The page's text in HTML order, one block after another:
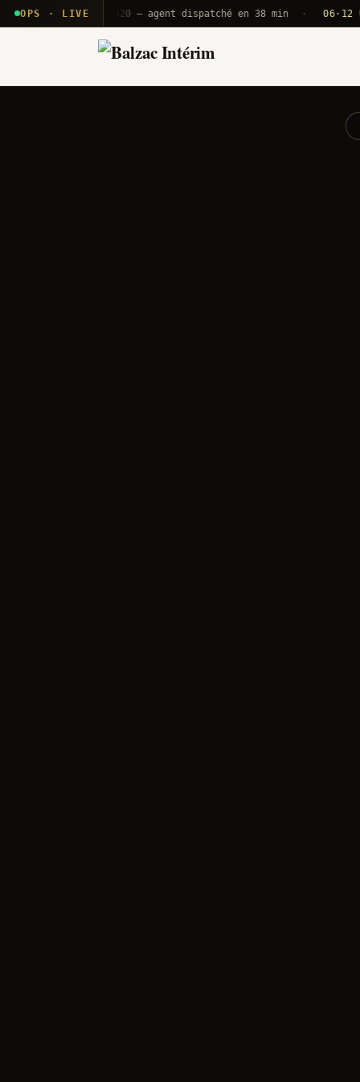
OPS · LIVE
· B71 Push A320 — agent dispatché en 38 min · 06·12 UTC